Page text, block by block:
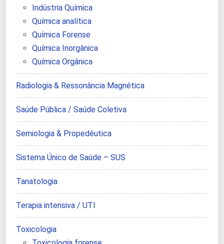
Indústria Química
Química analítica
Química Forense
Química Inorgânica
Química Orgânica
Radiologia & Ressonância Magnética
Saúde Pública / Saúde Coletiva
Semiologia & Propedêutica
Sistema Único de Saúde – SUS
Tanatologia
Terapia intensiva / UTI
Toxicologia